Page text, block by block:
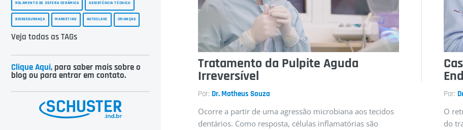
Tratamento da Pulpite Aguda
Irreversível
Por: Dr. Matheus Souza
Ocorre a partir de uma agressão microbiana aos tecidos
dentários. Como resposta, células inflamatórias são
Por:
O
do
ROLAMENTO DE ESFERA CERÂMICA ASSISTÊNCIA TÉCNICA
BIOSSEGURANÇA MARKETING AUTOCLAVE CRIANÇAS
Veja todas as TAGs
Clique Aqui, para saber mais sobre o
blog ou para entrar em contato.